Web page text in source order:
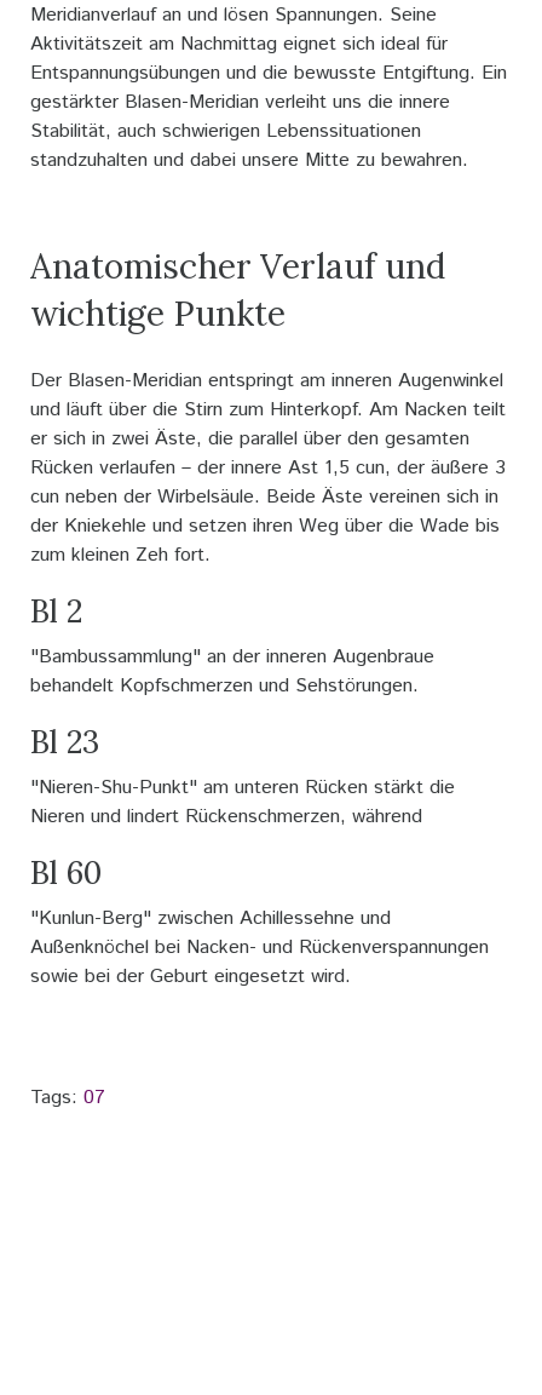
Meridianverlauf an und lösen Spannungen. Seine
Aktivitätszeit am Nachmittag eignet sich ideal für
Entspannungsübungen und die bewusste Entgiftung. Ein
gestärkter Blasen-Meridian verleiht uns die innere
Stabilität, auch schwierigen Lebenssituationen
standzuhalten und dabei unsere Mitte zu bewahren.
Anatomischer Verlauf und
wichtige Punkte
Der Blasen-Meridian entspringt am inneren Augenwinkel
und läuft über die Stirn zum Hinterkopf. Am Nacken teilt
er sich in zwei Äste, die parallel über den gesamten
Rücken verlaufen – der innere Ast 1,5 cun, der äußere 3
cun neben der Wirbelsäule. Beide Äste vereinen sich in
der Kniekehle und setzen ihren Weg über die Wade bis
zum kleinen Zeh fort.
Bl 2
"Bambussammlung" an der inneren Augenbraue
behandelt Kopfschmerzen und Sehstörungen.
Bl 23
"Nieren-Shu-Punkt" am unteren Rücken stärkt die
Nieren und lindert Rückenschmerzen, während
Bl 60
"Kunlun-Berg" zwischen Achillessehne und
Außenknöchel bei Nacken- und Rückenverspannungen
sowie bei der Geburt eingesetzt wird.
Tags: 07